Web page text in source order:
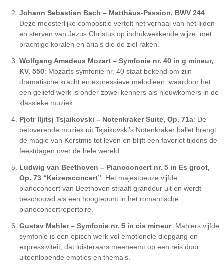
Johann Sebastian Bach – Matthäus-Passion, BWV 244:
Deze meesterlijke compositie vertelt het verhaal van het lijden
en sterven van Jezus Christus op indrukwekkende wijze, met
prachtige koralen en aria’s die de ziel raken.
Wolfgang Amadeus Mozart – Symfonie nr. 40 in g mineur,
KV. 550: Mozarts symfonie nr. 40 staat bekend om zijn
dramatische kracht en expressieve melodieën, waardoor het
een geliefd werk is onder zowel kenners als nieuwkomers in de
klassieke muziek.
Pjotr Iljitsj Tsjaikovski – Notenkraker Suite, Op. 71a: De
betoverende muziek uit Tsjaikovski’s Notenkraker ballet brengt
de magie van Kerstmis tot leven en blijft een favoriet tijdens de
feestdagen over de hele wereld.
Ludwig van Beethoven – Pianoconcert nr. 5 in Es groot,
Op. 73 “Keizersconcert”: Het majestueuze vijfde
pianoconcert van Beethoven straalt grandeur uit en wordt
beschouwd als een hoogtepunt in het romantische
pianoconcertrepertoire.
Gustav Mahler – Symfonie nr. 5 in cis mineur: Mahlers vijfde
symfonie is een episch werk vol emotionele diepgang en
expressiviteit, dat luisteraars meeneemt op een reis door
uiteenlopende emoties en thema’s.